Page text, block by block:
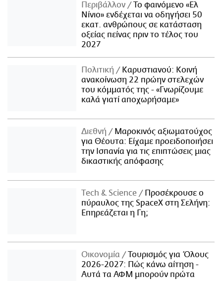
Περιβάλλον
Το φαινόμενο «Ελ
Νίνιο» ενδέχεται να οδηγήσει 50
εκατ. ανθρώπους σε κατάσταση
οξείας πείνας πριν το τέλος του
2027
Πολιτική
Καρυστιανού: Κοινή
ανακοίνωση 22 πρώην στελεχών
του κόμματός της - «Γνωρίζουμε
καλά γιατί αποχωρήσαμε»
Διεθνή
Μαροκινός αξιωματούχος
για Θέουτα: Είχαμε προειδοποιήσει
την Ισπανία για τις επιπτώσεις μιας
δικαστικής απόφασης
Τech & Science
Προσέκρουσε ο
πύραυλος της SpaceX στη Σελήνη:
Επηρεάζεται η Γη;
Οικονομία
Τουρισμός για Όλους
2026-2027: Πώς κάνω αίτηση -
Αυτά τα ΑΦΜ μπορούν πρώτα